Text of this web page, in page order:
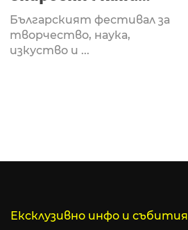
Fabrizio Mammarella
за откриването си
Българският фестивал за
творчество, наука,
изкуство и ...
Ексклузивно инфо и събития